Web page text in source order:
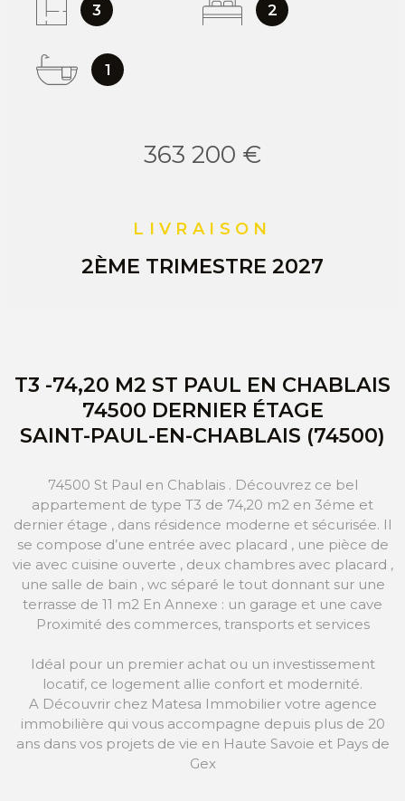
3 2
1
363 200 €
LIVRAISON
2ÈME TRIMESTRE 2027
T3 -74,20 M2 ST PAUL EN CHABLAIS
74500 DERNIER ÉTAGE
SAINT-PAUL-EN-CHABLAIS (74500)
74500 St Paul en Chablais . Découvrez ce bel
appartement de type T3 de 74,20 m2 en 3éme et
dernier étage , dans résidence moderne et sécurisée. Il
se compose d’une entrée avec placard , une pièce de
vie avec cuisine ouverte , deux chambres avec placard ,
une salle de bain , wc séparé le tout donnant sur une
terrasse de 11 m2 En Annexe : un garage et une cave
Proximité des commerces, transports et services
Idéal pour un premier achat ou un investissement
locatif, ce logement allie confort et modernité.
A Découvrir chez Matesa Immobilier votre agence
immobilière qui vous accompagne depuis plus de 20
ans dans vos projets de vie en Haute Savoie et Pays de
Gex